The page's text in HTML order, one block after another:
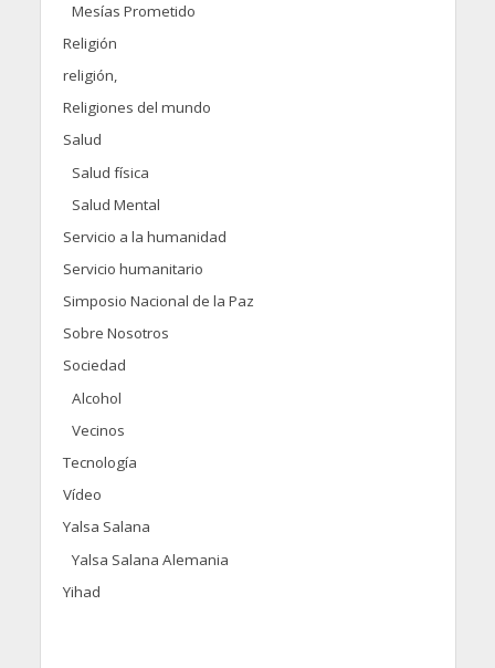
Mesías Prometido
Religión
religión,
Religiones del mundo
Salud
Salud física
Salud Mental
Servicio a la humanidad
Servicio humanitario
Simposio Nacional de la Paz
Sobre Nosotros
Sociedad
Alcohol
Vecinos
Tecnología
Vídeo
Yalsa Salana
Yalsa Salana Alemania
Yihad